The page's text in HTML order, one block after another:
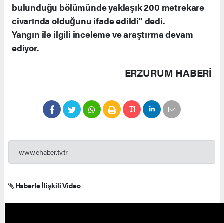
bulunduğu bölümünde yaklaşık 200 metrekare
civarında olduğunu ifade edildi" dedi.
Yangın ile ilgili inceleme ve araştırma devam
ediyor.
ERZURUM HABERİ
www.ehaber.tv.tr
Haberle İlişkili Video